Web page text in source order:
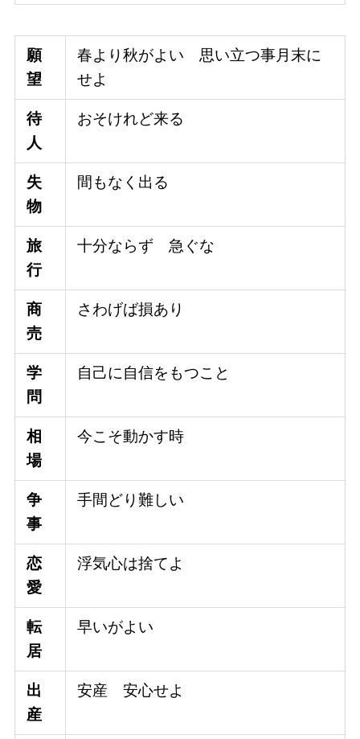
願
望
春より秋がよい 思い立つ事月末に
せよ
待
人
おそけれど来る
失
物
間もなく出る
旅
行
十分ならず 急ぐな
商
売
さわげば損あり
学
問
自己に自信をもつこと
相
場
今こそ動かす時
争
事
手間どり難しい
恋
愛
浮気心は捨てよ
転
居
早いがよい
出
産
安産 安心せよ